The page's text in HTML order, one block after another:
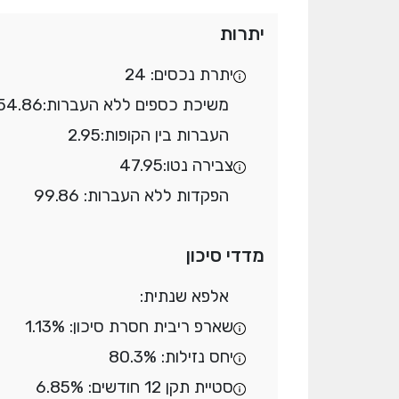
יתרות
יתרת נכסים: 24
משיכת כספים ללא העברות:
העברות בין הקופות:2.95
צבירה נטו:47.95
הפקדות ללא העברות: 99.86
מדדי סיכון
אלפא שנתית:
שארפ ריבית חסרת סיכון: 1.13%
יחס נזילות: 80.3%
סטיית תקן 12 חודשים: 6.85%